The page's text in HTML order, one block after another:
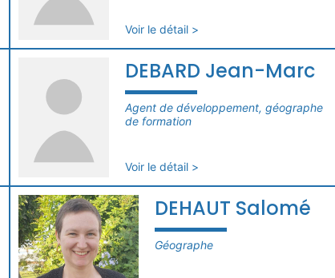
Voir le détail >
DEBARD Jean-Marc
Agent de développement, géographe
de formation
Voir le détail >
DEHAUT Salomé
Géographe